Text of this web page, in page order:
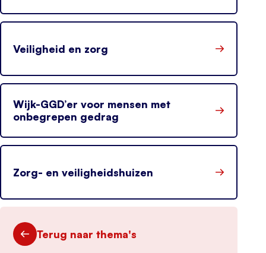
Veiligheid en zorg
Wijk-GGD’er voor mensen met
onbegrepen gedrag
Zorg- en veiligheidshuizen
Terug naar thema's